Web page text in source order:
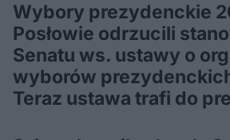
Wybory prezydenckie
Posłowie odrzucili
Senatu ws. ustawy o
wyborów
Teraz ustawa trafi do